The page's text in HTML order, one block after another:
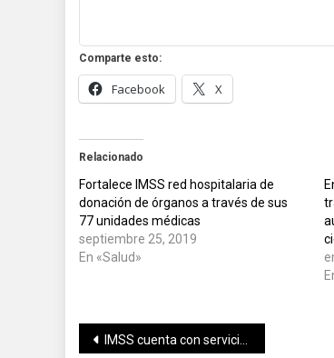
Comparte esto:
Facebook X
Relacionado
Fortalece IMSS red hospitalaria de
donación de órganos a través de sus
77 unidades médicas
septiembre 25, 2019
En «Salud»
Navegación
IMSS cuenta con servicio para prevenir y otorgar tratamiento a enfermedades bucales.